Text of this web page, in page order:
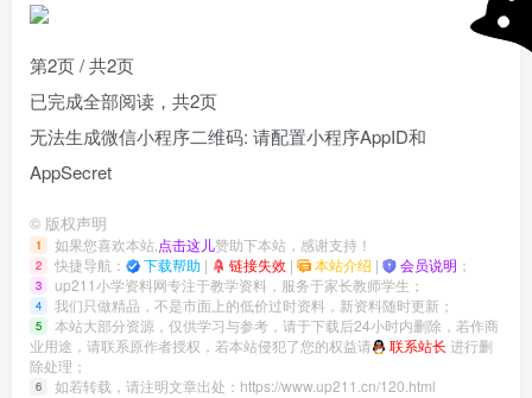
第2页 / 共2页
已完成全部阅读，共2页
无法生成微信小程序二维码: 请配置小程序AppID和
AppSecret
© 版权声明
1 如果您喜欢本站, 点击这儿赞助下本站，感谢支持！
2 快捷导航： 下载帮助 | 链接失效 | 本站介绍 | 会员说明 ；
3 up211小学资料网专注于教学资料，服务于家长教师学生；
4 我们只做精品，不是市面上的低价过时资料，新资料随时更新；
5
本站大部分资源，仅供学习与参考，请于下载后24小时内删除，若作商
业用途，请联系原作者授权，若本站侵犯了您的权益请
联系站长 进行删
除处理；
6 如若转载，请注明文章出处： https://www.up211.cn/120.html